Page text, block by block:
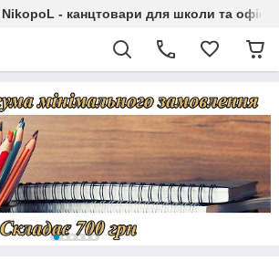
NikopoL - канцтовари для школи та офісу